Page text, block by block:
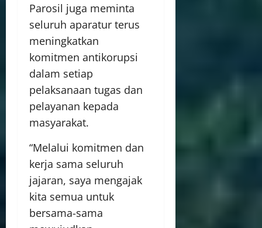
Parosil juga meminta
seluruh aparatur terus
meningkatkan
komitmen antikorupsi
dalam setiap
pelaksanaan tugas dan
pelayanan kepada
masyarakat.
“Melalui komitmen dan
kerja sama seluruh
jajaran, saya mengajak
kita semua untuk
bersama-sama